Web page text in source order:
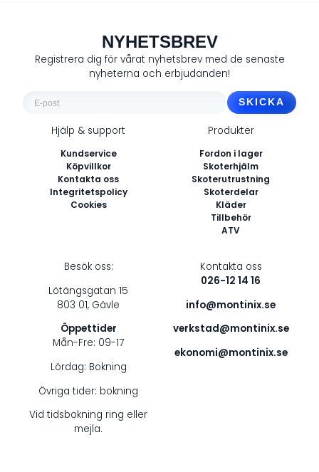
NYHETSBREV
Registrera dig för vårat nyhetsbrev med de senaste
nyheterna och erbjudanden!
Hjälp & support
Kundservice
Köpvillkor
Kontakta oss
Integritetspolicy
Cookies
Produkter
Fordon i lager
Skoterhjälm
Skoterutrustning
Skoterdelar
Kläder
Tillbehör
ATV
Besök oss:
Lötängsgatan 15
803 01, Gävle
Öppettider
Mån-Fre: 09-17
Lördag: Bokning
Övriga tider: bokning
Vid tidsbokning ring eller
mejla.
Kontakta oss
026-12 14 16
info@montinix.se
verkstad@montinix.se
ekonomi@montinix.se